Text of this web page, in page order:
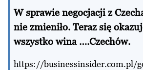
W sprawie negocjacji z
nie zmieniło. Teraz się
wszystko wina ….Czechów.
https://businessinsider.com.pl/